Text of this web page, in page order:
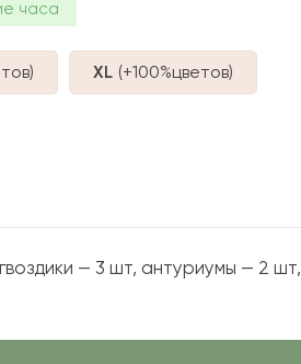
часа
) XL (+100%цветов)
— 3 шт, антуриумы — 2 шт,